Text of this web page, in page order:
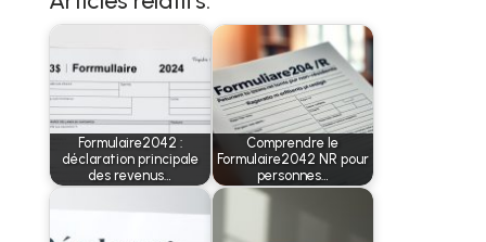
Formulaire2042 :
déclaration principale
des revenus…
Comprendre le
Formulaire2042 NR pour
personnes…